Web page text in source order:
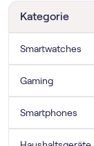
Kategorie
Smartwatches
Gaming
Smartphones